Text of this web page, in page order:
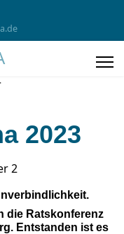
2023
die Ratskonferenz
Entstanden ist es